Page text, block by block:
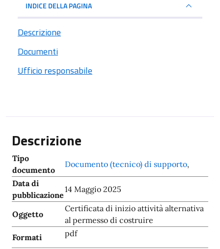
INDICE DELLA PAGINA
Descrizione
Documenti
Ufficio responsabile
Descrizione
Tipo
documento
Documento (tecnico) di supporto,
Data di
pubblicazione
14 Maggio 2025
Oggetto
Certificata di inizio attività alternativa
al permesso di costruire
Formati
pdf